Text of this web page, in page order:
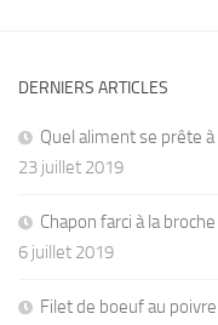
DERNIERS ARTICLES
Quel aliment se prête
23 juillet 2019
Chapon farci à la broche
6 juillet 2019
Filet de boeuf au